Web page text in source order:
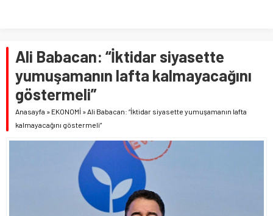
Ali Babacan: “İktidar siyasette
yumuşamanın lafta kalmayacağını
göstermeli”
Anasayfa » EKONOMİ »Ali Babacan: “İktidar siyasette yumuşamanın lafta
kalmayacağını göstermeli”